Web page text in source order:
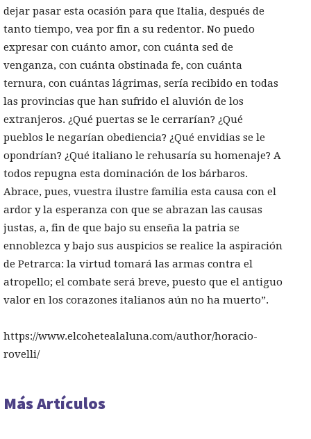
dejar pasar esta ocasión para que Italia, después de
tanto tiempo, vea por fin a su redentor. No puedo
expresar con cuánto amor, con cuánta sed de
venganza, con cuánta obstinada fe, con cuánta
ternura, con cuántas lágrimas, sería recibido en todas
las provincias que han sufrido el aluvión de los
extranjeros. ¿Qué puertas se le cerrarían? ¿Qué
pueblos le negarían obediencia? ¿Qué envidias se le
opondrían? ¿Qué italiano le rehusaría su homenaje? A
todos repugna esta dominación de los bárbaros.
Abrace, pues, vuestra ilustre familia esta causa con el
ardor y la esperanza con que se abrazan las causas
justas, a, fin de que bajo su enseña la patria se
ennoblezca y bajo sus auspicios se realice la aspiración
de Petrarca: la virtud tomará las armas contra el
atropello; el combate será breve, puesto que el antiguo
valor en los corazones italianos aún no ha muerto”.
https://www.elcohetealaluna.com/author/horacio-
rovelli/
Más Artículos